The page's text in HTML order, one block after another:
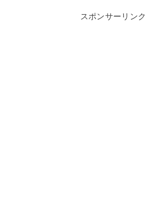
スポンサーリンク